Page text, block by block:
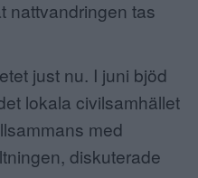
nattvandringen tas
just nu. I juni bjöd
lokala civilsamhället
med
diskuterade